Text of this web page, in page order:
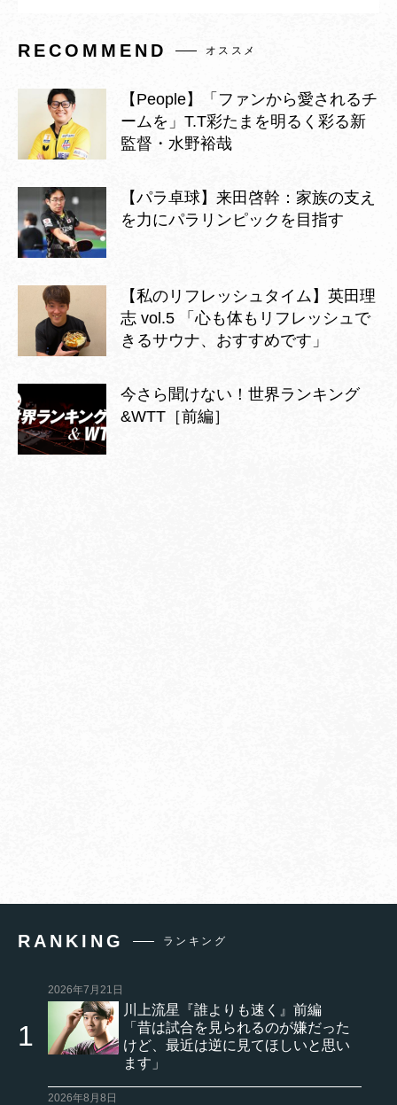
RECOMMEND オススメ
【People】「ファンから愛されるチ
ームを」T.T彩たまを明るく彩る新
監督・水野裕哉
【パラ卓球】来田啓幹：家族の支え
を力にパラリンピックを目指す
【私のリフレッシュタイム】英田理
志 vol.5 「心も体もリフレッシュで
きるサウナ、おすすめです」
今さら聞けない！世界ランキング
&WTT［前編］
RANKING ランキング
2026年7月21日
川上流星『誰よりも速く』前編
「昔は試合を見られるのが嫌だった
けど、最近は逆に見てほしいと思い
ます」
2026年8月8日